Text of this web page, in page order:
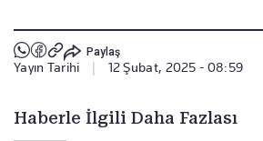
Paylaş
Yayın Tarihi 12 Şubat, 2025 - 08:59
Haberle İlgili Daha Fazlası